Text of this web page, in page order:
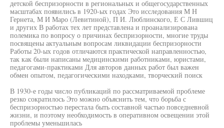
детской беспризорности в региональных и общегосударственных
масштабах появились в 1920-ых годах Это исследования М Н
Гернета, М И Маро (Левитиной), П И. Люблинского, Е С Лившиц
и других В работах тех лет представлена и проанализирована
полемика по вопросу о причинах беспризорности, многие труды
посвящены актуальным вопросам ликвидации беспризорности
Работы 20-ых годов отличаются практической направленностью,
так как были написаны медицинскими работниками, юристами,
педагогами-практиками Для авторов данных работ был важен
обмен опытом, педагогическими находками, творческий поиск
В 1930-е годы число публикаций по рассматриваемой проблеме
резко сократилось Это можно объяснить тем, что борьба с
беспризорностью перестала быть составной частью повседневной
жизни, и поэтому необходимость в оперативном освещении этой
проблемы уменьшилась